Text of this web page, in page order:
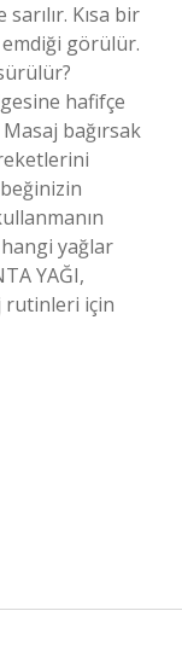
Kısa bir
emdiği görülür.
hafifçe
bağırsak
yağlar
YAĞI,
rutinleri için